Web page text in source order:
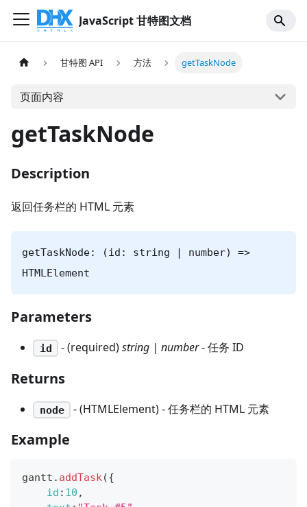
JavaScript 甘特图文档
甘特图 API 方法 getTaskNode
页面内容
getTaskNode
Description
返回任务栏的 HTML 元素
getTaskNode: (id: string | number) =>
HTMLElement
Parameters
id - (required)string | number- 任务 ID
Returns
node - (HTMLElement) - 任务栏的 HTML 元素
Example
gantt . addTask({
id : 10 ,